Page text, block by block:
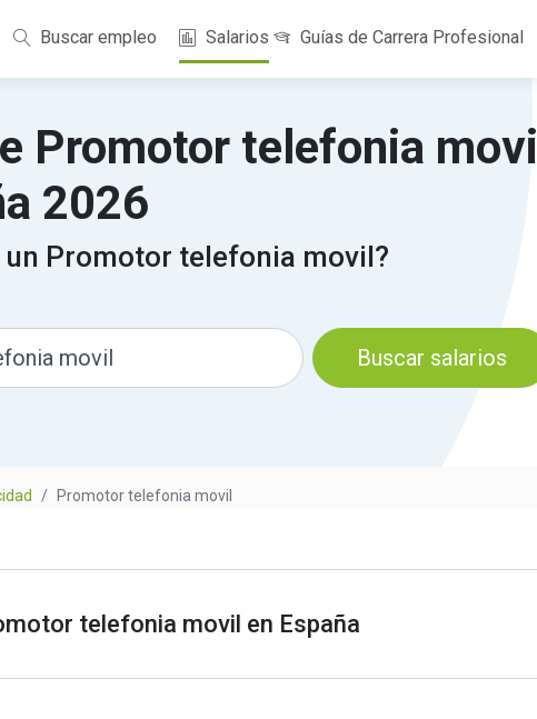
Buscar empleo Salarios Guías de Carrera Profesional
Promotor telefonia movil
2026
un Promotor telefonia movil?
Buscar salarios
Promotor telefonia movil
telefonia movil en España